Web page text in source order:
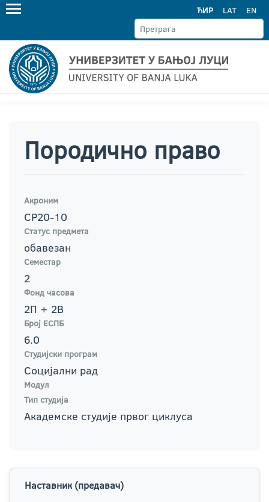
ЋИР LAT EN
Породично право
Акроним
СР20-10
Статус предмета
обавезан
Семестар
2
Фонд часова
2П + 2В
Број ЕСПБ
6.0
Студијски програм
Социјални рад
Модул
Тип студија
Академске студије првог циклуса
Наставник (предавач)